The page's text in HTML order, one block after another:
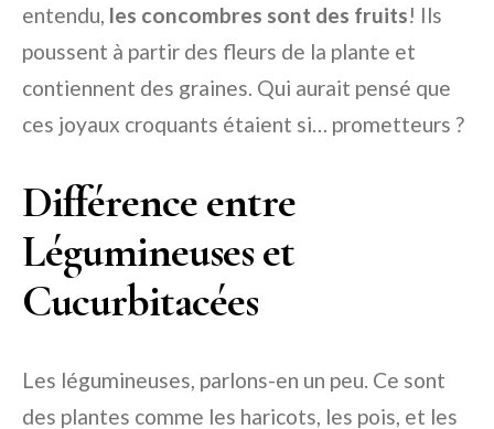
entendu, les concombres sont des fruits! Ils
poussent à partir des fleurs de la plante et
contiennent des graines. Qui aurait pensé que
ces joyaux croquants étaient si… prometteurs ?
Différence entre
Légumineuses et
Cucurbitacées
Les légumineuses, parlons-en un peu. Ce sont
des plantes comme les haricots, les pois, et les